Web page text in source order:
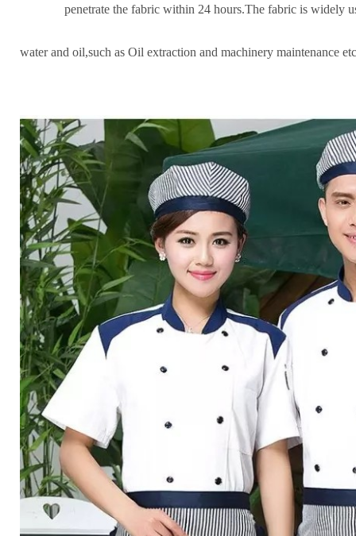
penetrate the fabric within 24 hours.The fabric is widely
water and oil,such as Oil extraction and machinery maintenance